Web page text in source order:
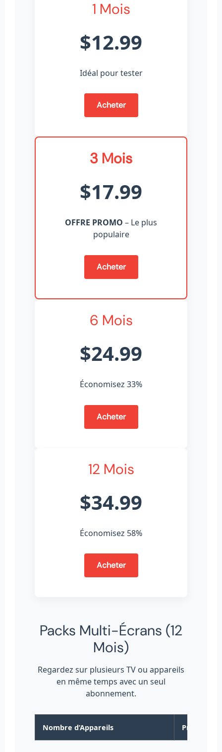
1 Mois
$12.99
Idéal pour tester
Acheter
3 Mois
$17.99
OFFRE PROMO – Le plus
populaire
Acheter
6 Mois
$24.99
Économisez 33%
Acheter
12 Mois
$34.99
Économisez 58%
Acheter
Packs Multi-Écrans (12
Mois)
Regardez sur plusieurs TV ou appareils
en même temps avec un seul
abonnement.
Nombre d’Appareils Prix (pour